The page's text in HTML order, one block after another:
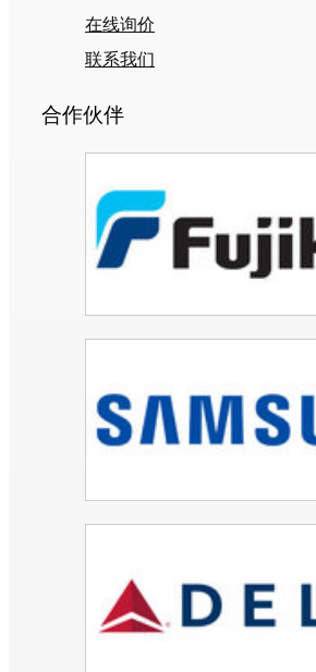
在线询价
联系我们
合作伙伴